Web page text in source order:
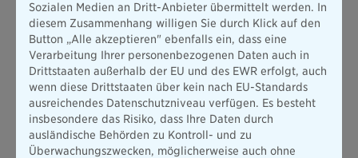
festgelegte Leistung zu erbringen. Es handelt sich hierbei um
ein zentrales Konzept im Versicherungswesen, das die
Bedingungen und den Schutz definiert, den der Kunde durch
seine Versicherungspolice erhält.
Sozialen Medien an Dritt-Anbieter übermittelt werden. In
diesem Zusammenhang willigen Sie durch Klick auf den
Button „Alle akzeptieren" ebenfalls ein, dass eine
Verarbeitung Ihrer personenbezogenen Daten auch in
Drittstaaten außerhalb der EU und des EWR erfolgt, auch
wenn diese Drittstaaten über kein nach EU-Standards
ausreichendes Datenschutzniveau verfügen. Es besteht
insbesondere das Risiko, dass Ihre Daten durch
ausländische Behörden zu Kontroll- und zu
Überwachungszwecken, möglicherweise auch ohne